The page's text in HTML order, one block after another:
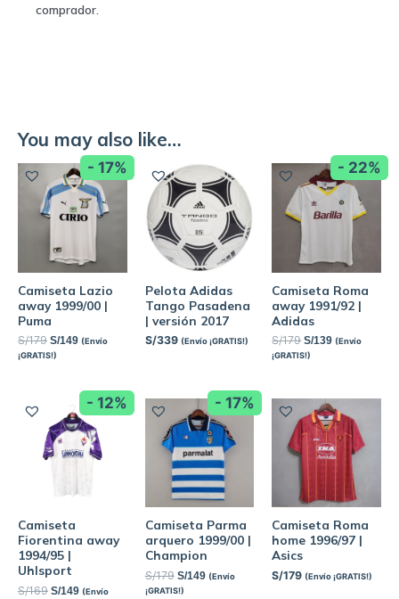
comprador.
You may also like…
- 17%
Camiseta Lazio
away 1999/00 |
Puma
S/179 S/149 (Envío
¡GRATIS!)
Pelota Adidas
Tango Pasadena
| versión 2017
S/339 (Envío ¡GRATIS!)
- 22%
Camiseta Roma
away 1991/92 |
Adidas
S/179 S/139 (Envío
¡GRATIS!)
- 12%
Camiseta
Fiorentina away
1994/95 |
Uhlsport
S/169 S/149 (Envío
- 17%
Camiseta Parma
arquero 1999/00 |
Champion
S/179 S/149 (Envío
¡GRATIS!)
Camiseta Roma
home 1996/97 |
Asics
S/179 (Envío ¡GRATIS!)